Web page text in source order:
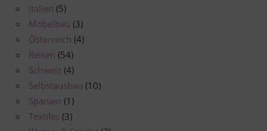
Italien (5)
Möbelbau (3)
Österreich (4)
Reisen (54)
Schweiz (4)
Selbstausbau (10)
Spanien (1)
Textiles (3)